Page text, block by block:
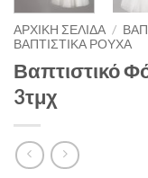
ΑΡΧΙΚΉ ΣΕΛΊΔΑ /
ΒΑΠΤΙΣΤΙΚΑ ΡΟΥΧΑ
Βαπτιστικό
3τμχ